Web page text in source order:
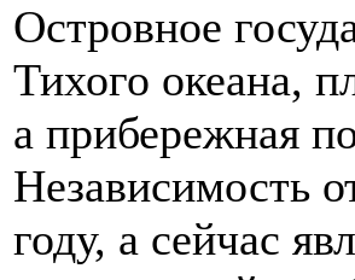
Островное
Тихого океана,
а прибережная
Независимость
году, а сейчас